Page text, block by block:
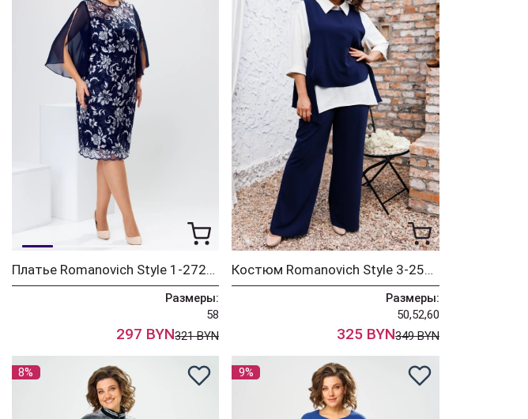
Платье Romanovich Style 1-2728 синий
Размеры:
58
297 BYN321 BYN
Костюм Romanovich Style 3-2510 синий
Размеры:
50,52,60
325 BYN349 BYN
8% 9%